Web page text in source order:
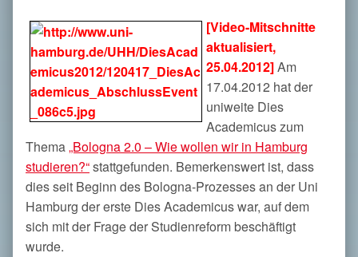
[Video-Mitschnitte
aktualisiert,
25.04.2012]Am
17.04.2012 hat der
uniweite Dies
Academicus zum
Thema„Bologna 2.0 – Wie wollen wir in Hamburg
studieren?“stattgefunden. Bemerkenswert ist, dass
dies seit Beginn des Bologna-Prozesses an der Uni
Hamburg der erste Dies Academicus war, auf dem
sich mit der Frage der Studienreform beschäftigt
wurde.